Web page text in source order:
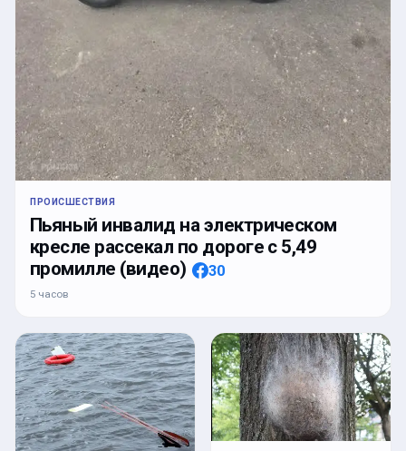
ПРОИСШЕСТВИЯ
Пьяный инвалид на электрическом
кресле рассекал по дороге с 5,49
промилле (видео)
30
5 часов